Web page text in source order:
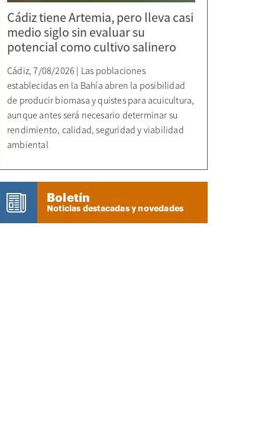
Cádiz tiene Artemia, pero lleva casi
medio siglo sin evaluar su
potencial como cultivo salinero
Cádiz, 7/08/2026 | Las poblaciones
establecidas en la Bahía abren la posibilidad
de producir biomasa y quistes para acuicultura,
aunque antes será necesario determinar su
rendimiento, calidad, seguridad y viabilidad
ambiental
Boletín
Noticias destacadas y novedades